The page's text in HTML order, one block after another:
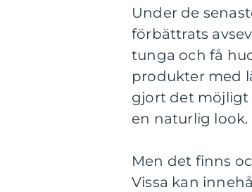
Under de
förbättrats
tunga och få
produkter med
gjort det möjligt
en naturlig look.
Men det finns
Vissa kan